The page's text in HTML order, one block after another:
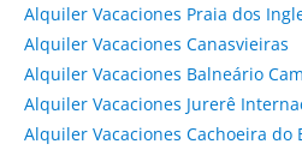
Alquiler Vacaciones Praia dos
Alquiler Vacaciones Canasvieiras
Alquiler Vacaciones Balneário
Alquiler Vacaciones Jurerê
Alquiler Vacaciones Cachoeira do